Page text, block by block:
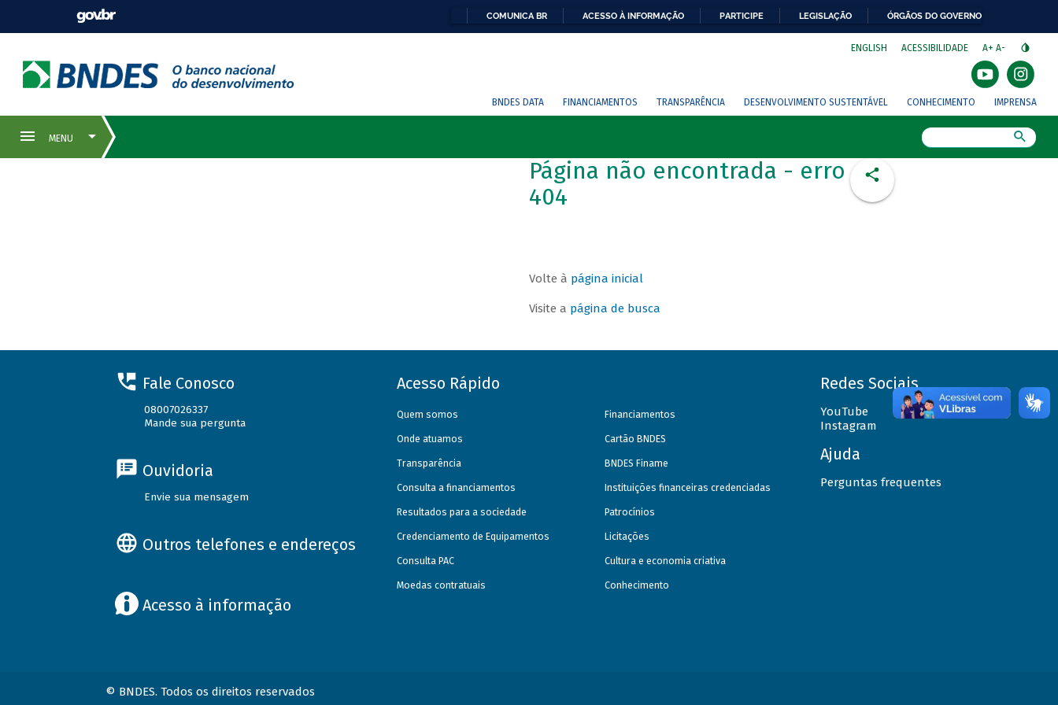
COMUNICA BR ACESSO À INFORMAÇÃO PARTICIPE LEGISLAÇÃO ÓRGÃOS DO GOVERNO
ENGLISH ACESSIBILIDADE A+ A-
BNDES DATA FINANCIAMENTOS TRANSPARÊNCIA DESENVOLVIMENTO SUSTENTÁVEL CONHECIMENTO IMPRENSA
Página não encontrada - erro
404
Volte à página inicial
Visite a página de busca
Fale Conosco
08007026337
Mande sua pergunta
Ouvidoria
Envie sua mensagem
Outros telefones e endereços
Acesso à informação
Acesso Rápido
Quem somos
Onde atuamos
Transparência
Consulta a financiamentos
Resultados para a sociedade
Credenciamento de Equipamentos
Consulta PAC
Moedas contratuais
Financiamentos
Cartão BNDES
BNDES Finame
Instituições financeiras credenciadas
Patrocínios
Licitações
Cultura e economia criativa
Conhecimento
Redes Sociais
YouTube
Instagram
Ajuda
Perguntas frequentes
© BNDES. Todos os direitos reservados